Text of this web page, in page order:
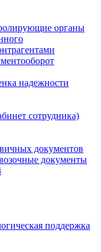
органы
надежности
сотрудника)
документов
документы
поддержка